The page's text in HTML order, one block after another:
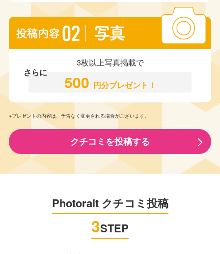
3枚以上写真掲載で
さらに
500 円分プレゼント！
※プレゼントの内容は、予告なく変更される場合がございます。
クチコミを投稿する
Photorait クチコミ投稿
3STEP